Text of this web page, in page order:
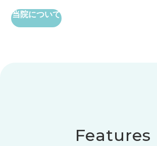
当院について
Features